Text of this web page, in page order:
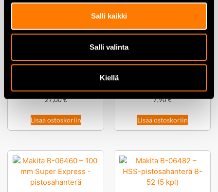
Salli kaikki
Salli valinta
Kiellä
27,00€
Lisää ostoskoriin
7,90€
Lisää ostoskoriin